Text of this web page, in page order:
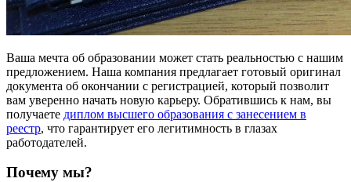
Ваша мечта об образовании может стать реальностью с нашим
предложением. Наша компания предлагает готовый оригинал
документа об окончании с регистрацией, который позволит
вам уверенно начать новую карьеру. Обратившись к нам, вы
получаете диплом высшего образования с занесением в
реестр, что гарантирует его легитимность в глазах
работодателей.
Почему мы?